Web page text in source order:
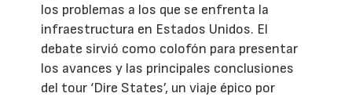
los problemas a los que se enfrenta la
infraestructura en Estados Unidos. El
debate sirvió como colofón para presentar
los avances y las principales conclusiones
del tour ‘Dire States’, un viaje épico por